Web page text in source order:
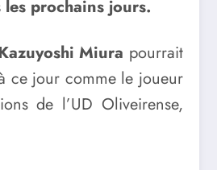
prochains jours.
Miura pourrait
ce jour comme le joueur
de l’UD Oliveirense,